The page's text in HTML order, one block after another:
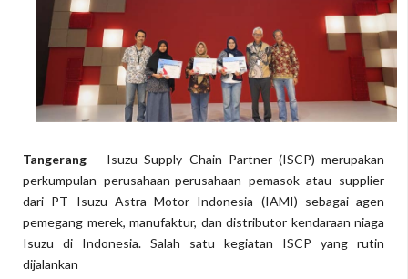
Tangerang – Isuzu Supply Chain Partner (ISCP) merupakan
perkumpulan perusahaan-perusahaan pemasok atau supplier
dari PT Isuzu Astra Motor Indonesia (IAMI) sebagai agen
pemegang merek, manufaktur, dan distributor kendaraan niaga
Isuzu di Indonesia. Salah satu kegiatan ISCP yang rutin
dijalankan